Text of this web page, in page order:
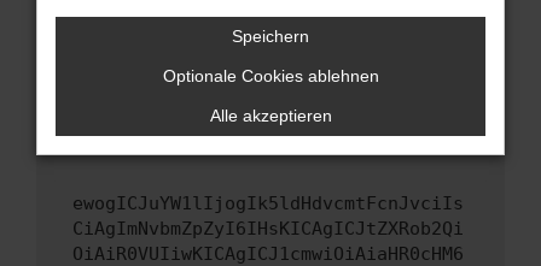
Wende dich an den Webseitenbetreiber.
Wenn du alle oben genannten Schritte versucht
hast, kontaktiere uns bitte. Wir werden
versuchen, das Problem zu beheben. Du kannst
uns diesen Text schicken, um uns bei der
ewogICJuYW1lIjogIk5ldHdvcmtFcnJvciIs
CiAgImNvbmZpZyI6IHsKICAgICJtZXRob2Qi
OiAiR0VUIiwKICAgICJ1cmwiOiAiaHR0cHM6
Speichern
Optionale Cookies ablehnen
Alle akzeptieren